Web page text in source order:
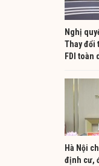
Nghị
Thay đổi
FDI toàn
Hà Nội
định cư,